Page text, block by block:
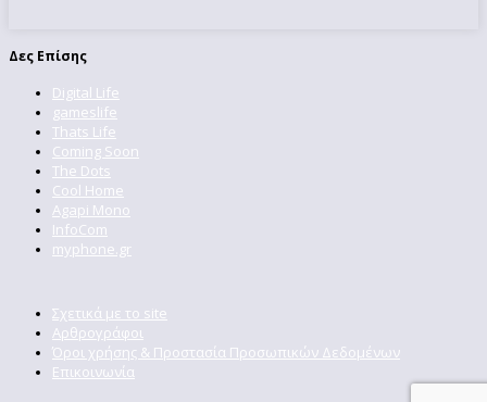
Δες Επίσης
Digital Life
gameslife
Thats Life
Coming Soon
The Dots
Cool Home
Agapi Mono
InfoCom
myphone.gr
Σχετικά με το site
Αρθρογράφοι
Όροι χρήσης & Προστασία Προσωπικών Δεδομένων
Επικοινωνία